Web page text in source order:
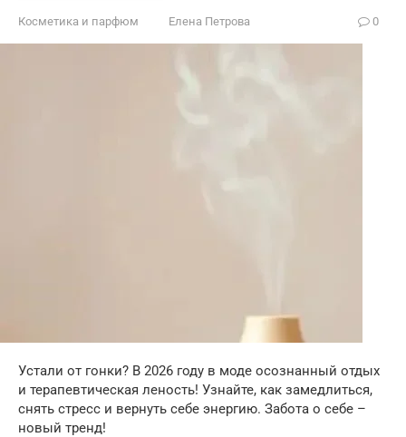
Косметика и парфюм Елена Петрова 0
Устали от гонки? В 2026 году в моде осознанный отдых
и терапевтическая леность! Узнайте, как замедлиться,
снять стресс и вернуть себе энергию. Забота о себе –
новый тренд!